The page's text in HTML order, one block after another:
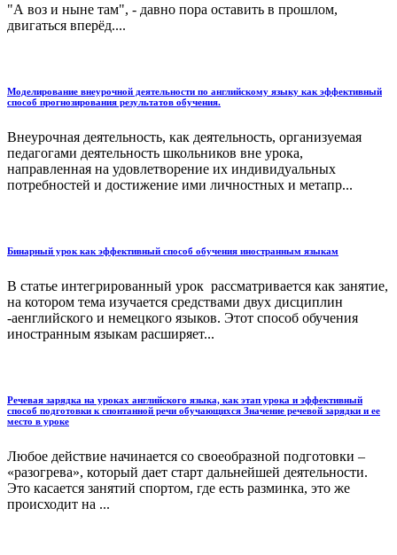
"А воз и ныне там", - давно пора оставить в прошлом,
двигаться вперёд....
Моделирование внеурочной деятельности по английскому языку как эффективный
способ прогнозирования результатов обучения.
Внеурочная деятельность, как деятельность, организуемая
педагогами деятельность школьников вне урока,
направленная на удовлетворение их индивидуальных
потребностей и достижение ими личностных и метапр...
Бинарный урок как эффективный способ обучения иностранным языкам
В статье интегрированный урок рассматривается как занятие,
на котором тема изучается средствами двух дисциплин
-аенглийского и немецкого языков. Этот способ обучения
иностранным языкам расширяет...
Речевая зарядка на уроках английского языка, как этап урока и эффективный
способ подготовки к спонтанной речи обучающихся Значение речевой зарядки и ее
место в уроке
Любое действие начинается со своеобразной подготовки –
«разогрева», который дает старт дальнейшей деятельности.
Это касается занятий спортом, где есть разминка, это же
происходит на ...